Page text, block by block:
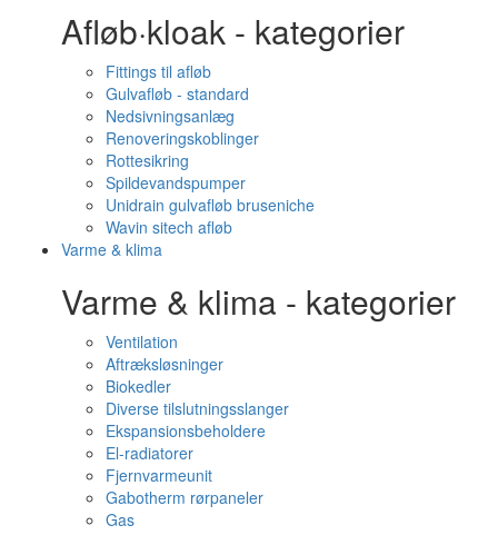
Afløb·kloak - kategorier
Fittings til afløb
Gulvafløb - standard
Nedsivningsanlæg
Renoveringskoblinger
Rottesikring
Spildevandspumper
Unidrain gulvafløb bruseniche
Wavin sitech afløb
Varme & klima
Varme & klima - kategorier
Ventilation
Aftræksløsninger
Biokedler
Diverse tilslutningsslanger
Ekspansionsbeholdere
El-radiatorer
Fjernvarmeunit
Gabotherm rørpaneler
Gas